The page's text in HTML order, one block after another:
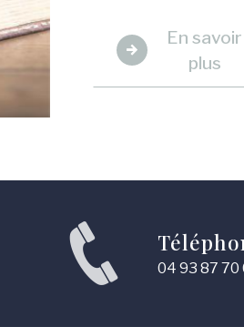
En savoir
plus
04 93 87 70